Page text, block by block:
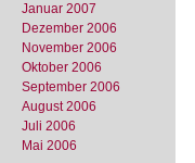
Januar 2007
Dezember 2006
November 2006
Oktober 2006
September 2006
August 2006
Juli 2006
Mai 2006